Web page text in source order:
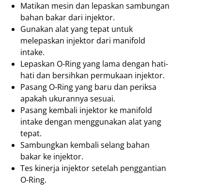
Matikan mesin dan lepaskan sambungan
bahan bakar dari injektor.
Gunakan alat yang tepat untuk
melepaskan injektor dari manifold
intake.
Lepaskan O-Ring yang lama dengan hati-
hati dan bersihkan permukaan injektor.
Pasang O-Ring yang baru dan periksa
apakah ukurannya sesuai.
Pasang kembali injektor ke manifold
intake dengan menggunakan alat yang
tepat.
Sambungkan kembali selang bahan
bakar ke injektor.
Tes kinerja injektor setelah penggantian
O-Ring.